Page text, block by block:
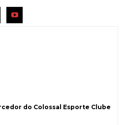
do Colossal Esporte Clube